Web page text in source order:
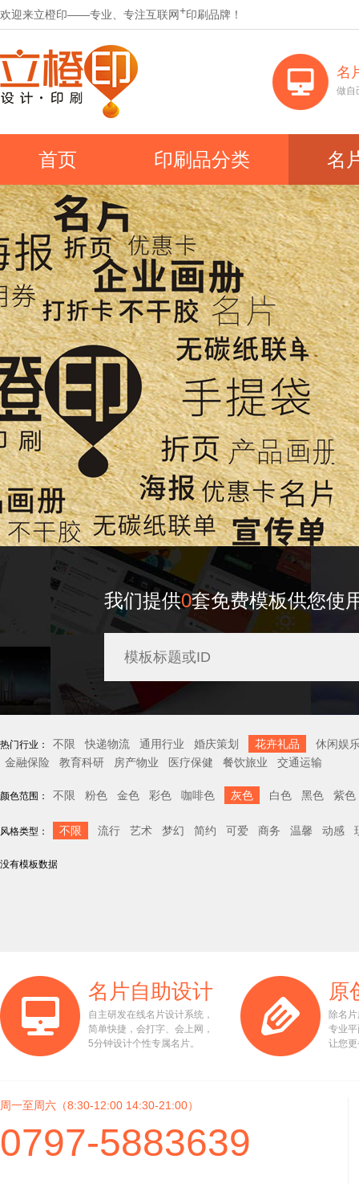
欢迎来立橙印——专业、专注互联网+印刷品牌！
名
做自
首页 印刷品分类 名
我们提供0套免费模板供您使
热门行业： 不限 快递物流 通用行业 婚庆策划 花卉礼品
休闲娱
金融保险
教育科研 房产物业 医疗保健 餐饮旅业 交通运输
颜色范围： 不限 粉色 金色 彩色 咖啡色 灰色 白色 黑色 紫色
风格类型： 不限 流行 艺术 梦幻 简约 可爱 商务 温馨 动感
没有模板数据
名片自助设计
自主研发在线名片设计系统，
简单快捷，会打字、会上网，
5分钟设计个性专属名片。
原
除名
专业
让您
周一至周六（8:30-12:00 14:30-21:00）
0797-5883639